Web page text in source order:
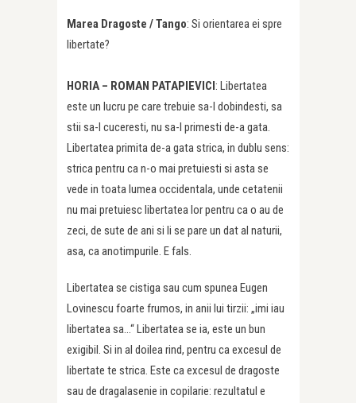
Marea Dragoste /Tango: Si orientarea ei spre
libertate?
HORIA – ROMAN PATAPIEVICI: Libertatea
este un lucru pe care trebuie sa-l dobindesti, sa
stii sa-l cuceresti, nu sa-l primesti de-a gata.
Libertatea primita de-a gata strica, in dublu sens:
strica pentru ca n-o mai pretuiesti si asta se
vede in toata lumea occidentala, unde cetatenii
nu mai pretuiesc libertatea lor pentru ca o au de
zeci, de sute de ani si li se pare un dat al naturii,
asa, ca anotimpurile. E fals.
Libertatea se cistiga sau cum spunea Eugen
Lovinescu foarte frumos, in anii lui tirzii: „imi iau
libertatea sa…“ Libertatea se ia, este un bun
exigibil. Si in al doilea rind, pentru ca excesul de
libertate te strica. Este ca excesul de dragoste
sau de dragalasenie in copilarie: rezultatul e